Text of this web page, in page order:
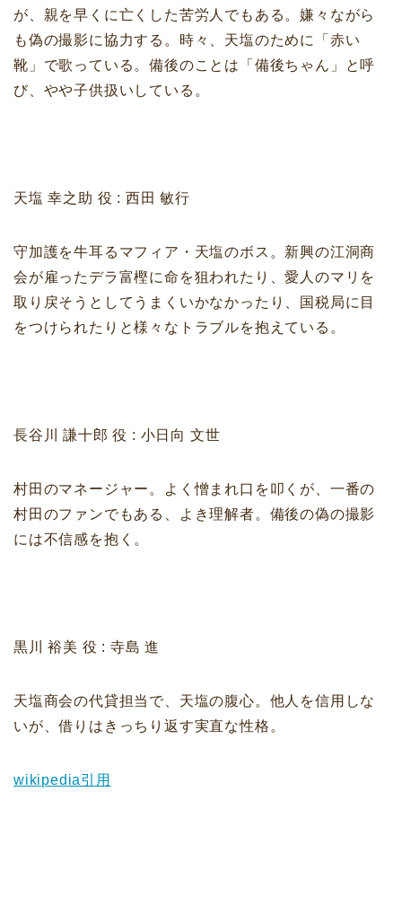
が、親を早くに亡くした苦労人でもある。嫌々ながら
も偽の撮影に協力する。時々、天塩のために「赤い
靴」で歌っている。備後のことは「備後ちゃん」と呼
び、やや子供扱いしている。
天塩 幸之助 役 : 西田 敏行
守加護を牛耳るマフィア・天塩のボス。新興の江洞商
会が雇ったデラ富樫に命を狙われたり、愛人のマリを
取り戻そうとしてうまくいかなかったり、国税局に目
をつけられたりと様々なトラブルを抱えている。
長谷川 謙十郎 役 : 小日向 文世
村田のマネージャー。よく憎まれ口を叩くが、一番の
村田のファンでもある、よき理解者。備後の偽の撮影
には不信感を抱く。
黒川 裕美 役 : 寺島 進
天塩商会の代貸担当で、天塩の腹心。他人を信用しな
いが、借りはきっちり返す実直な性格。
wikipedia引用